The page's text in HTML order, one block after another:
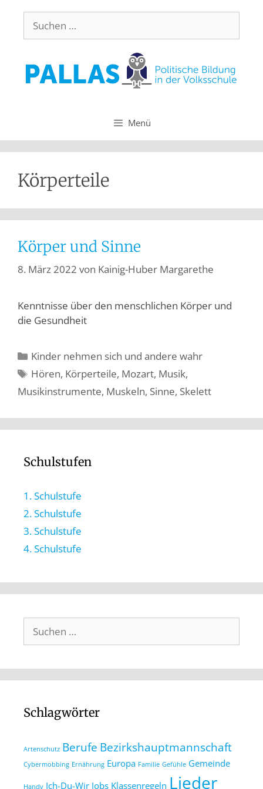
Menü
Körperteile
Körper und Sinne
8. März 2022 von Kainig-Huber Margarethe
Kenntnisse über den menschlichen Körper und
die Gesundheit
Kinder nehmen sich und andere wahr
Hören, Körperteile, Mozart, Musik,
Musikinstrumente, Muskeln, Sinne, Skelett
Schulstufen
1. Schulstufe
2. Schulstufe
3. Schulstufe
4. Schulstufe
Schlagwörter
Artenschutz Berufe Bezirkshauptmannschaft
Cybermobbing Ernährung Europa Familie Gefühle Gemeinde
Handy Ich-Du-Wir Jobs Klassenregeln Lieder